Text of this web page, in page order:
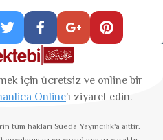
için ücretsiz ve online bir
Online’ı ziyaret edin.
tüm hakları Süeda Yayıncılık'a aittir.